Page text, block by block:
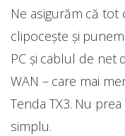
Ne asigurăm că tot
clipocește și
PC și cablul de
WAN – care mai
Tenda TX3. Nu
simplu.